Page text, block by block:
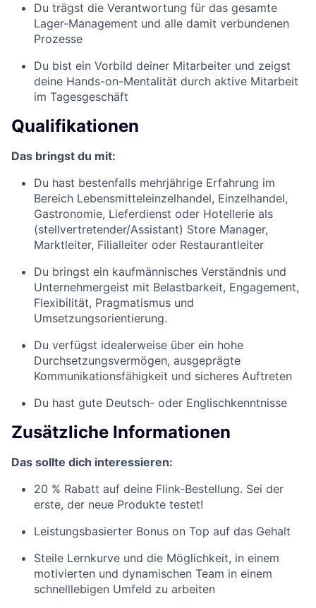
Du trägst die Verantwortung für das gesamte
Lager-Management und alle damit verbundenen
Prozesse
Du bist ein Vorbild deiner Mitarbeiter und zeigst
deine Hands-on-Mentalität durch aktive Mitarbeit
im Tagesgeschäft
Qualifikationen
Das bringst du mit:
Du hast bestenfalls mehrjährige Erfahrung im
Bereich Lebensmitteleinzelhandel, Einzelhandel,
Gastronomie, Lieferdienst oder Hotellerie als
(stellvertretender/Assistant) Store Manager,
Marktleiter, Filialleiter oder Restaurantleiter
Du bringst ein kaufmännisches Verständnis und
Unternehmergeist mit Belastbarkeit, Engagement,
Flexibilität, Pragmatismus und
Umsetzungsorientierung.
Du verfügst idealerweise über ein hohe
Durchsetzungsvermögen, ausgeprägte
Kommunikationsfähigkeit und sicheres Auftreten
Du hast gute Deutsch- oder Englischkenntnisse
Zusätzliche Informationen
Das sollte dich interessieren:
20 % Rabatt auf deine Flink-Bestellung. Sei der
erste, der neue Produkte testet!
Leistungsbasierter Bonus on Top auf das Gehalt
Steile Lernkurve und die Möglichkeit, in einem
motivierten und dynamischen Team in einem
schnelllebigen Umfeld zu arbeiten